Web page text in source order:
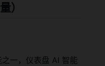
）
一，仪表盘 AI 智能